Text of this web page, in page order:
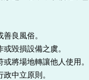
良風俗。
損設備之虞。
場地轉讓他人使用。
中立原則。